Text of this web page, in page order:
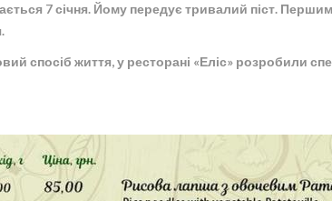
7 січня. Йому передує тривалий піст.
спосіб життя, у ресторані «Еліс» розробили